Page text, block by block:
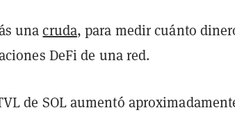
unacruda, para medir cuánto
DeFi de una red.
de SOL aumentó